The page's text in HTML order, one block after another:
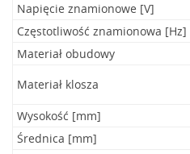
Napięcie znamionowe [V]
Częstotliwość znamionowa [Hz]
Materiał obudowy
Materiał klosza
Wysokość [mm]
Średnica [mm]